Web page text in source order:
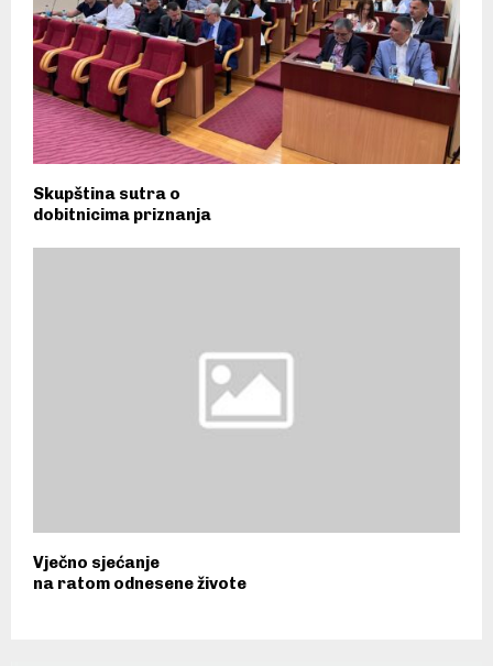
Skupština sutra o
dobitnicima priznanja
Vječno sjećanje
na ratom odnesene živote